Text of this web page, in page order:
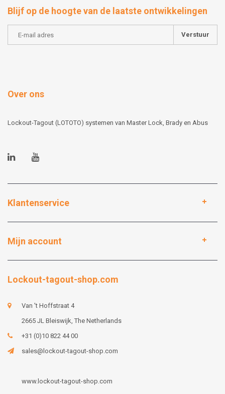
Blijf op de hoogte van de laatste ontwikkelingen
Verstuur
Over ons
Lockout-Tagout (LOTOTO) systemen van Master Lock, Brady en Abus
Klantenservice
Mijn account
Lockout-tagout-shop.com
Van 't Hoffstraat 4
2665 JL Bleiswijk, The Netherlands
+31 (0)10 822 44 00
sales@lockout-tagout-shop.com
www.lockout-tagout-shop.com